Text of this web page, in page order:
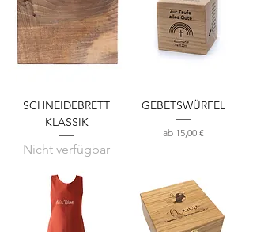
SCHNEIDEBRETT
KLASSIK
Nicht verfügbar
GEBETSWÜRFEL
ab 15,00 €
Sale-Preis